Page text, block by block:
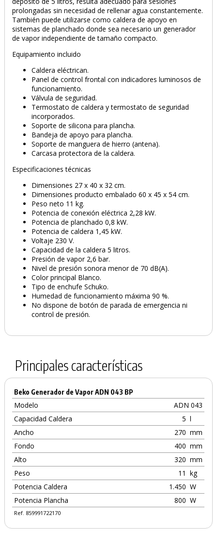
PRODUCTO AÑADIDO AL CARRITO
prolongadas sin necesidad de rellenar agua constantemente.
También puede utilizarse como caldera de apoyo en
sistemas de planchado donde sea necesario un generador
de vapor independiente de tamaño compacto.
Equipamiento incluido
Caldera eléctrican.
Panel de control frontal con indicadores luminosos de
funcionamiento.
Válvula de seguridad.
Termostato de caldera y termostato de seguridad
incorporados.
Soporte de silicona para plancha.
Bandeja de apoyo para plancha.
Soporte de manguera de hierro (antena).
Carcasa protectora de la caldera.
Especificaciones técnicas
Dimensiones 27 x 40 x 32 cm.
Dimensiones producto embalado 60 x 45 x 54 cm.
Peso neto 11 kg.
Potencia de conexión eléctrica 2,28 kW.
Potencia de planchado 0,8 kW.
Potencia de caldera 1,45 kW.
Voltaje 230 V.
Capacidad de la caldera 5 litros.
Presión de vapor 2,6 bar.
Nivel de presión sonora menor de 70 dB(A).
Color principal Blanco.
Tipo de enchufe Schuko.
Humedad de funcionamiento máxima 90 %.
No dispone de botón de parada de emergencia ni
control de presión.
Principales características
Beko Generador de Vapor ADN 043 BP
Modelo
ADN 043
Capacidad Caldera
5 l
Ancho
270 mm
Fondo
400 mm
Alto
320 mm
Peso
11
kg
Potencia Caldera
1.450 W
Potencia Plancha
800 W
Ref. 859991722170